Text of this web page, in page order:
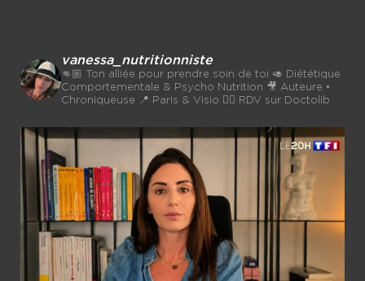
vanessa_nutritionniste
👊🏼 Ton alliée pour prendre soin de toi 🥑 Diététique
Comportementale & Psycho Nutrition 🎥 Auteure •
Chroniqueuse 📍 Paris & Visio 👉🏼 RDV sur Doctolib